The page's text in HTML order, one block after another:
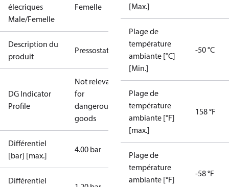
élecriques
Male/Femelle
Femelle
Description du
produit
Pressostat
DG Indicator
Profile
Not relevant
for
dangerous
goods
Différentiel
[bar] [max.]
4.00 bar
Différentiel
[Max.]
Plage de
température
ambiante [°C]
[Min.]
-50 °C
Plage de
température
ambiante [°F]
[max.]
158 °F
Plage de
température
ambiante [°F]
-58 °F